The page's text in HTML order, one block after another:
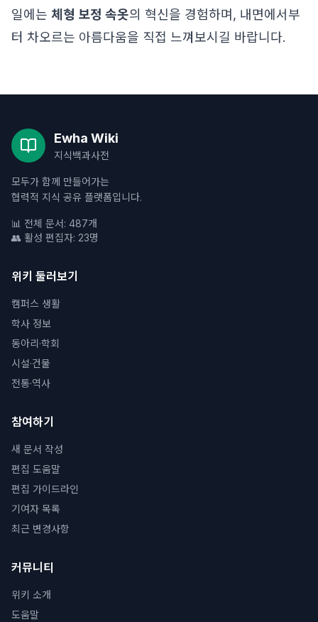
일에는 체형 보정 속옷의 혁신을 경험하며, 내면에서부
터 차오르는 아름다움을 직접 느껴보시길 바랍니다.
Ewha Wiki
지식백과사전
모두가 함께 만들어가는
협력적 지식 공유 플랫폼입니다.
📊 전체 문서: 487개
👥 활성 편집자: 23명
위키 둘러보기
캠퍼스 생활
학사 정보
동아리·학회
시설·건물
전통·역사
참여하기
새 문서 작성
편집 도움말
편집 가이드라인
기여자 목록
최근 변경사항
커뮤니티
위키 소개
도움말